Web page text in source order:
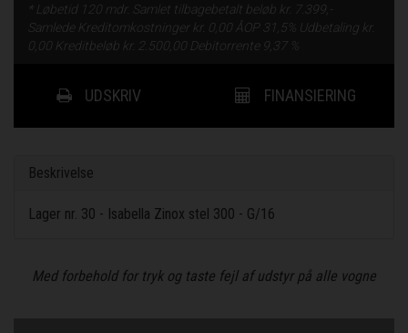
* Løbetid 120 mdr. Samlet tilbagebetalt beløb kr.
7.399,-
Samlede Kreditomkostninger kr.
0,00 ÅOP 31,5%
Udbetaling kr.
0,00 Kreditbeløb kr. 2.500,00 Debitorrente 9,37 %
UDSKRIV FINANSIERING
Beskrivelse
Lager nr. 30 - Isabella Zinox stel 300 - G/16
Med forbehold for tryk og taste fejl af udstyr på alle vogne